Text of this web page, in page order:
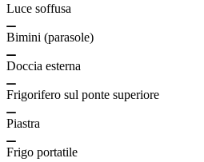
Luce soffusa
Bimini (parasole)
Doccia esterna
Frigorifero sul ponte superiore
Piastra
Frigo portatile